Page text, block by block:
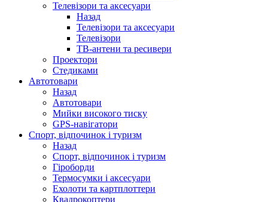
Телевізори та аксесуари
Назад
Телевізори та аксесуари
Телевізори
ТВ-антени та ресивери
Проектори
Стедиками
Автотовари
Назад
Автотовари
Мийки високого тиску
GPS-навігатори
Спорт, відпочинок і туризм
Назад
Спорт, відпочинок і туризм
Гіроборди
Термосумки і аксесуари
Ехолоти та картплоттери
Квадрокоптери